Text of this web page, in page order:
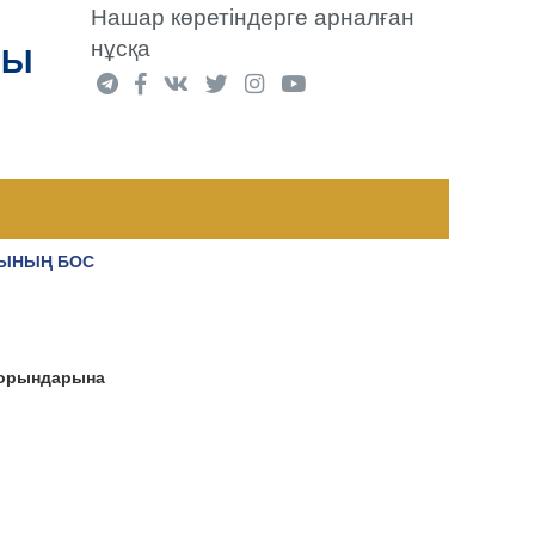
Нашар көретіндерге арналған
нұсқа
БОС